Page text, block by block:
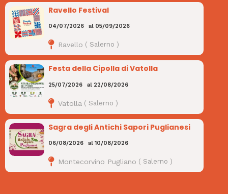
Ravello Festival
04/07/2026 al 05/09/2026
Ravello ( Salerno )
Festa della Cipolla di Vatolla
25/07/2026 al 22/08/2026
Vatolla ( Salerno )
Sagra degli Antichi Sapori Puglianesi
06/08/2026 al 10/08/2026
Montecorvino Pugliano ( Salerno )